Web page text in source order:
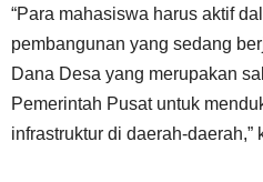
“Para mahasiswa harus aktif
pembangunan yang sedang
Dana Desa yang merupakan
Pemerintah Pusat untuk
infrastruktur di daerah-daerah,”